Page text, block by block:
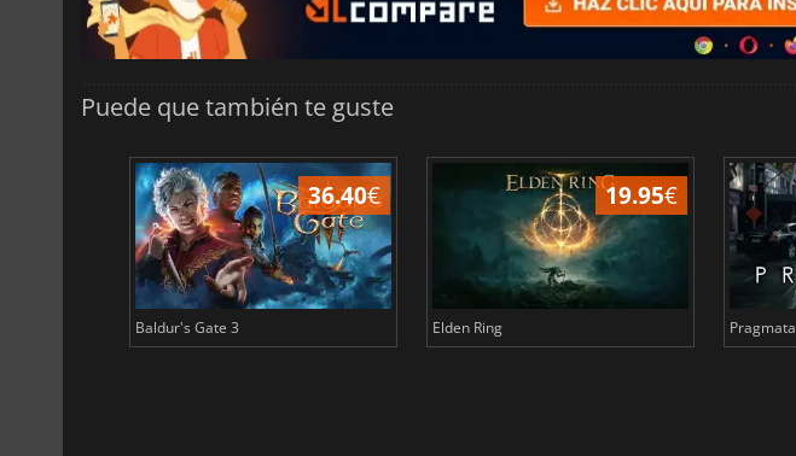
Puede que también te guste
36.40€
Baldur's Gate 3
19.95€
Elden Ring Pragmata